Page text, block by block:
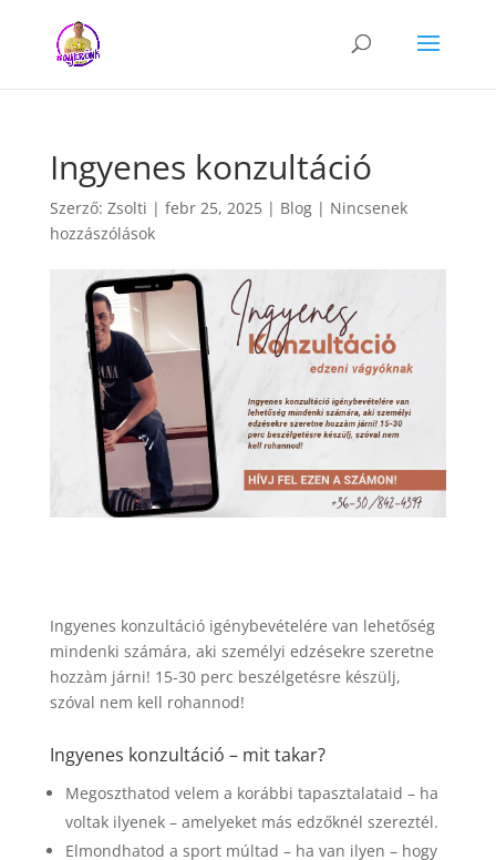
Ingyenes konzultáció
Szerző: Zsolti | febr 25, 2025| Blog| Nincsenek
hozzászólások
Ingyenes konzultáció igénybevételére van lehetőség
mindenki számára, aki személyi edzésekre szeretne
hozzàm járni! 15-30 perc beszélgetésre készülj,
szóval nem kell rohannod!
Ingyenes konzultáció – mit takar?
Megoszthatod velem a korábbi tapasztalataid – ha
voltak ilyenek – amelyeket más edzőknél szereztél.
Elmondhatod a sport múltad – ha van ilyen – hogy